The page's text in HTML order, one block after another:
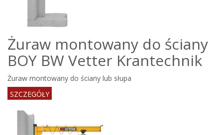
Żuraw montowany do ściany
BOY BW Vetter Krantechnik
Żuraw montowany do ściany lub słupa
SZCZEGÓŁY